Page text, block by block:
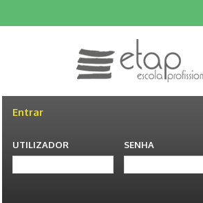
Entrar
UTILIZADOR SENHA